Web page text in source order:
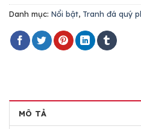
Danh mục: Nổi bật, Tranh đá quý
MÔ TẢ